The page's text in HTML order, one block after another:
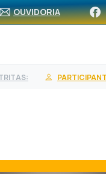
OUVIDORIA
ASSOCIE-SE